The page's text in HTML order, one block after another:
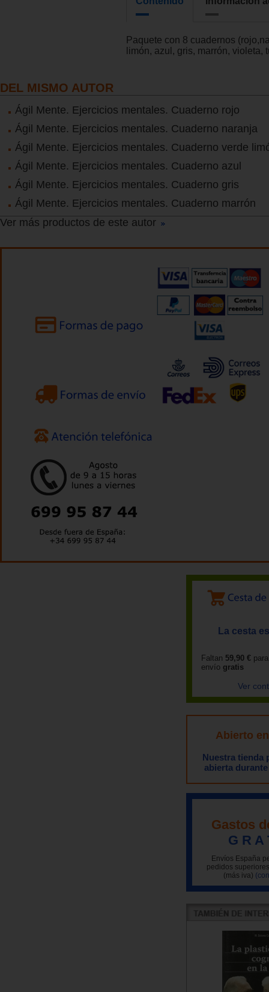
Paquete con 8 cuadernos
limón, azul, gris, marrón, violeta,
DEL MISMO AUTOR
Ágil Mente. Ejercicios mentales. Cuaderno rojo
Ágil Mente. Ejercicios mentales. Cuaderno naranja
Ágil Mente. Ejercicios mentales. Cuaderno verde
Ágil Mente. Ejercicios mentales. Cuaderno azul
Ágil Mente. Ejercicios mentales. Cuaderno gris
Ágil Mente. Ejercicios mentales. Cuaderno marrón
Ver más productos de este autor
La cesta
Faltan 59,90 €
envío gratis
Ver
Abierto
Nuestra tienda
abierta
Gastos
G R A
Envíos España
pedidos
(más iva)